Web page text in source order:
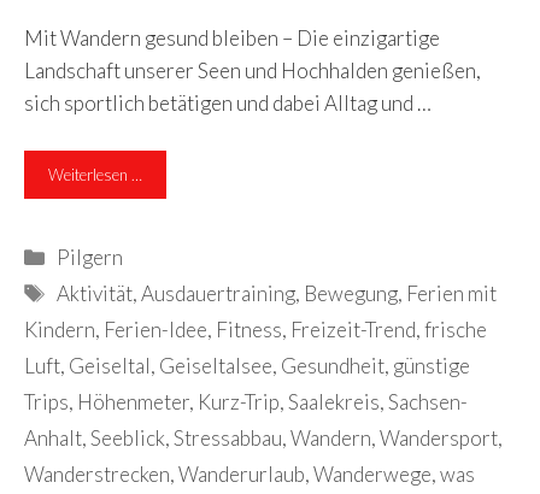
Mit Wan­dern ge­sund blei­ben – Die einzigartige
Landschaft unserer Seen und Hochhalden genießen,
sich sportlich betätigen und dabei Alltag und …
Weiterlesen …
Kategorien
Pilgern
Schlagwörter
Aktivität,Ausdauertraining, Bewegung, Ferien mit
Kindern, Ferien-Idee, Fitness, Freizeit-Trend,frische
Luft, Geiseltal, Geiseltalsee, Gesundheit, günstige
Trips, Höhenmeter, Kurz-Trip,Saalekreis,Sachsen-
Anhalt,Seeblick,Stressabbau,Wandern,Wandersport,
Wanderstrecken,Wanderurlaub,Wanderwege,was